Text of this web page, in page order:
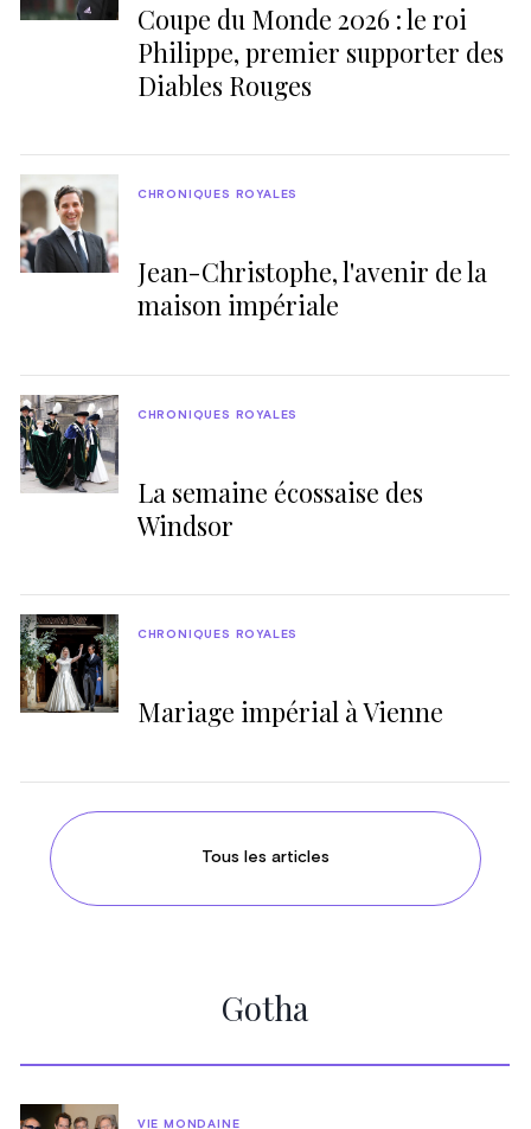
Coupe du Monde 2026 : le roi
Philippe, premier supporter des
Diables Rouges
Jean-Christophe, l'avenir de la
maison impériale
CHRONIQUES ROYALES
La semaine écossaise des
Windsor
CHRONIQUES ROYALES
Mariage impérial à Vienne
CHRONIQUES ROYALES
Tous les articles
Gotha
VIE MONDAINE